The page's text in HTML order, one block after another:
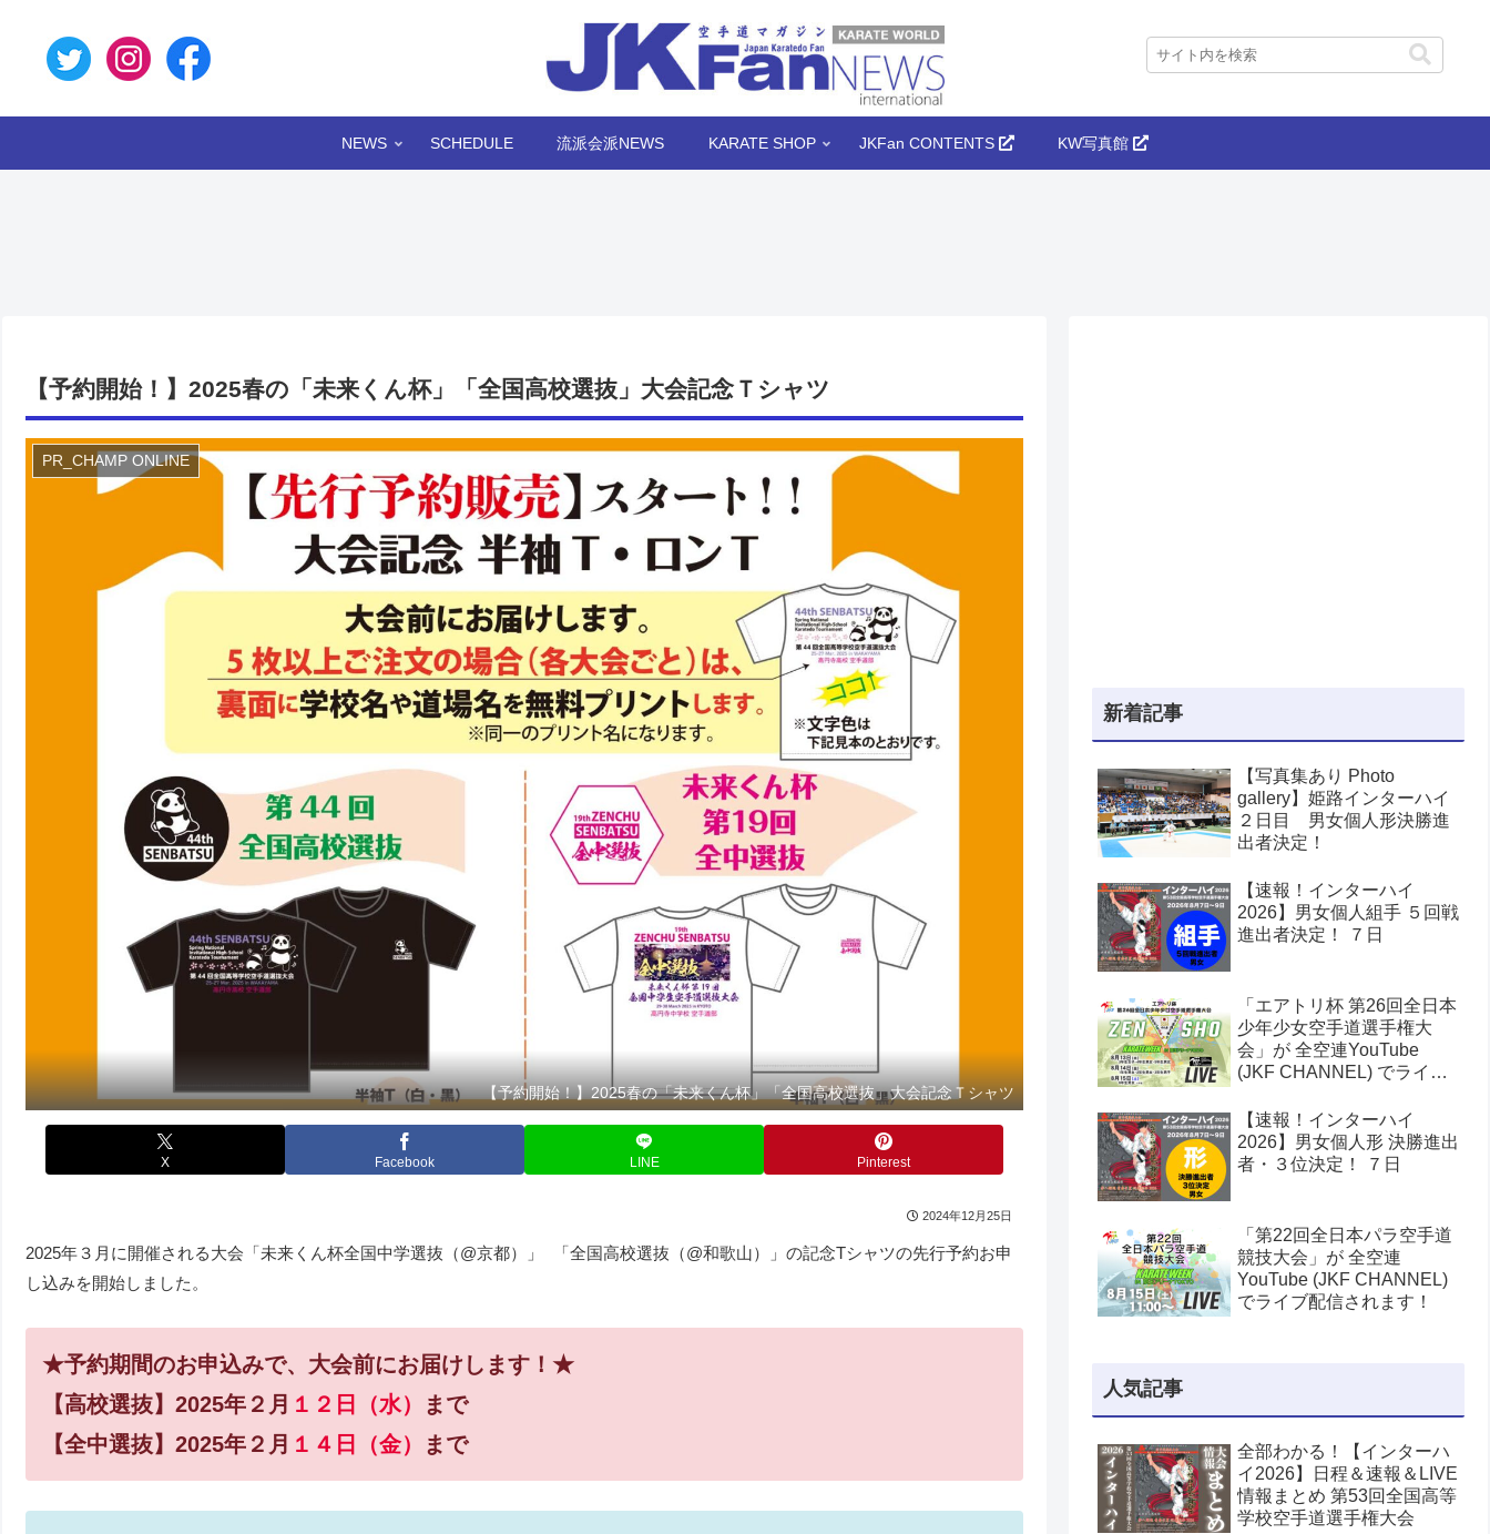
NEWS SCHEDULE 流派会派NEWS KARATE SHOP JKFan CONTENTS KW写真館
【予約開始！】2025春の「未来くん杯」「全国高校選抜」大会記念Ｔシャツ
PR_CHAMP ONLINE
【予約開始！】2025春の「未来くん杯」「全国高校選抜」大会記念Ｔシャツ
X Facebook LINE Pinterest
2024年12月25日
2025年３月に開催される大会「未来くん杯全国中学選抜（@京都）」 「全国高校選抜（@和歌山）」の記念Tシャツの先行予約お申
し込みを開始しました。
★予約期間のお申込みで、大会前にお届けします！★
【高校選抜】2025年２月 １２日（水）
まで
【全中選抜】2025年２月 １４日（金） まで
新着記事
【写真集あり Photo
gallery】姫路インターハイ
２日目 男女個人形決勝進
出者決定！
【速報！インターハイ
2026】男女個人組手 ５回戦
進出者決定！ ７日
「エアトリ杯 第26回全日本
少年少女空手道選手権大
会」が 全空連YouTube
(JKF CHANNEL) でライブ
【速報！インターハイ
2026】男女個人形 決勝進出
者・３位決定！ ７日
「第22回全日本パラ空手道
競技大会」が 全空連
YouTube (JKF CHANNEL)
でライブ配信されます！
人気記事
全部わかる！【インターハ
イ2026】日程＆速報＆LIVE
情報まとめ 第53回全国高等
学校空手道選手権大会